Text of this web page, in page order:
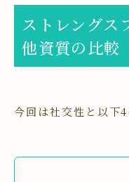
ストレングス
他資質の比較
今回は社交性と以下